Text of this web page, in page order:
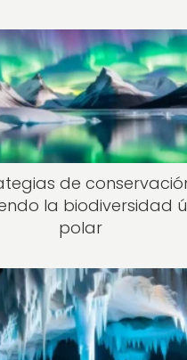
de
la biodiversidad
polar